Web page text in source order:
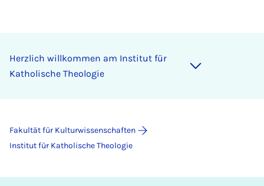
Herz­lich will­kom­men am In­sti­tut für
Ka­tho­li­sche Theo­lo­gie
Fakultät für Kulturwissenschaften
Institut für Katholische Theologie